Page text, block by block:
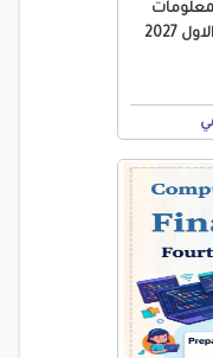
للصف الرابع الابتدائي الترم الاول 2027